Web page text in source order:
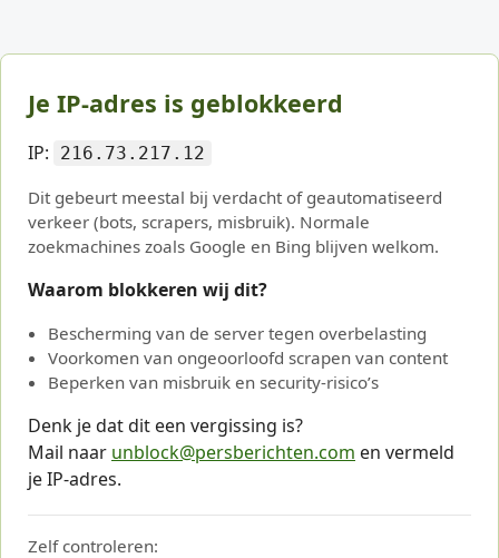
Je IP-adres is geblokkeerd
IP: 216.73.217.12
Dit gebeurt meestal bij verdacht of geautomatiseerd
verkeer (bots, scrapers, misbruik). Normale
zoekmachines zoals Google en Bing blijven welkom.
Waarom blokkeren wij dit?
Bescherming van de server tegen overbelasting
Voorkomen van ongeoorloofd scrapen van content
Beperken van misbruik en security-risico’s
Denk je dat dit een vergissing is?
Mail naar unblock@persberichten.com en vermeld
je IP-adres.
Zelf controleren: